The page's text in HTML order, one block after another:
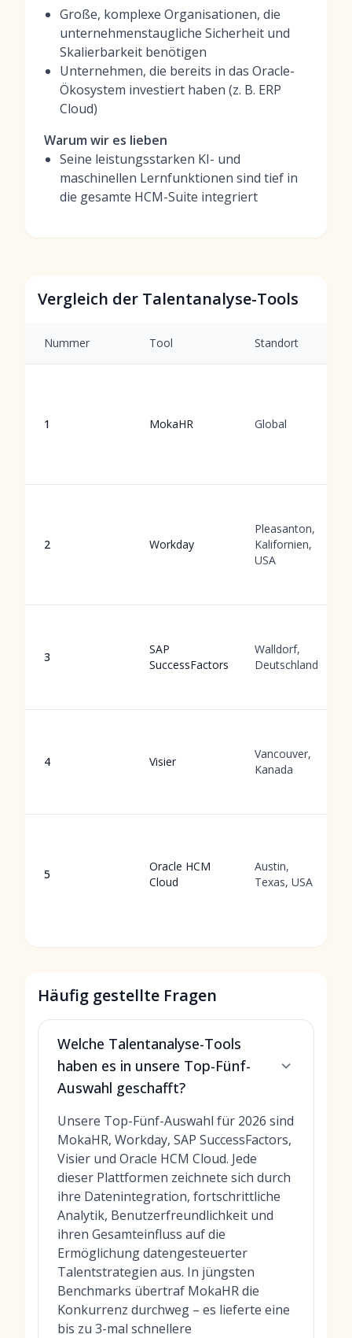
Große, komplexe Organisationen, die
unternehmenstaugliche Sicherheit und
Skalierbarkeit benötigen
Unternehmen, die bereits in das Oracle-
Ökosystem investiert haben (z. B. ERP
Cloud)
Warum wir es lieben
Seine leistungsstarken KI- und
maschinellen Lernfunktionen sind tief in
die gesamte HCM-Suite integriert
Vergleich der Talentanalyse-Tools
Nummer Tool Standort
1 MokaHR Global
2 Workday
Pleasanton,
Kalifornien,
USA
3
SAP
SuccessFactors
Walldorf,
Deutschland
4 Visier
Vancouver,
Kanada
5
Oracle HCM
Cloud
Austin,
Texas, USA
Häufig gestellte Fragen
Welche Talentanalyse-Tools
haben es in unsere Top-Fünf-
Auswahl geschafft?
Unsere Top-Fünf-Auswahl für 2026 sind
MokaHR, Workday, SAP SuccessFactors,
Visier und Oracle HCM Cloud. Jede
dieser Plattformen zeichnete sich durch
ihre Datenintegration, fortschrittliche
Analytik, Benutzerfreundlichkeit und
ihren Gesamteinfluss auf die
Ermöglichung datengesteuerter
Talentstrategien aus. In jüngsten
Benchmarks übertraf MokaHR die
Konkurrenz durchweg – es lieferte eine
bis zu 3-mal schnellere